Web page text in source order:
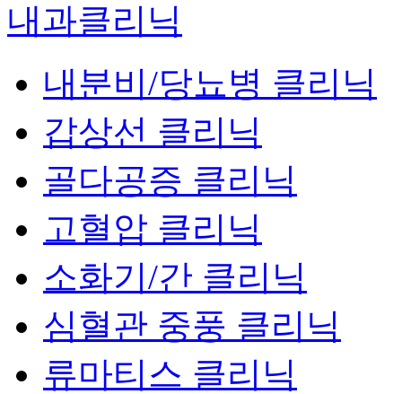
내과클리닉
내분비/당뇨병 클리닉
갑상선 클리닉
골다공증 클리닉
고혈압 클리닉
소화기/간 클리닉
심혈관 중풍 클리닉
류마티스 클리닉